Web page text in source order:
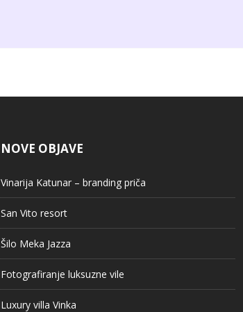
NOVE OBJAVE
Vinarija Katunar – branding priča
San Vito resort
Šilo Meka Jazza
Fotografiranje luksuzne vile
Luxury villa Vinka